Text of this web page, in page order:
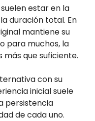
estar en la
duración total. En
mantiene su
para muchos, la
más que suficiente.
con su
inicial suele
persistencia
de cada uno.